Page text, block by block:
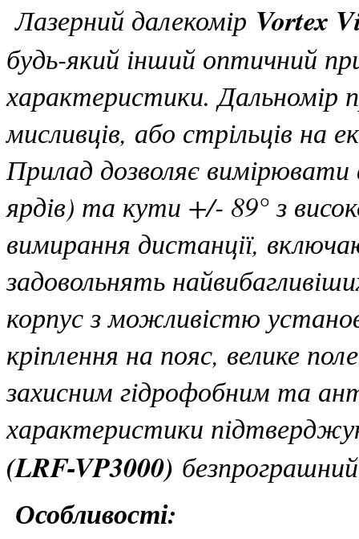
Лазерний далекомір Vortex
будь-який інший оптичний
характеристики. Дальномір
мисливців, або стрільців на
Прилад дозволяє
ярдів) та кути +/- 89° з
вимирання дистанції,
задовольнять
корпус з можливістю
кріплення на пояс, велике
захисним гідрофобним та
характеристики
(LRF-VP3000)
Особливості: